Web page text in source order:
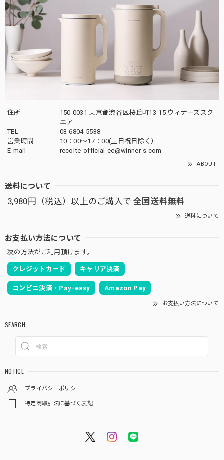
住所
150-0031 東京都渋谷区桜丘町13-15 ウィナーズスク
エア
TEL
03-6804-5538
営業時間
10：00〜17：00(土日祝日除く）
E-mail
recolte-official-ec@winner-s.com
ABOUT
送料について
3,980円（税込）以上のご購入で 全国送料無料
送料について
お支払い方法について
次の方法がご利用頂けます。
クレジットカード キャリア決済
コンビニ決済・Pay-easy Amazon Pay
お支払い方法について
SEARCH
NOTICE
プライバシーポリシー
特定商取引法に基づく表記